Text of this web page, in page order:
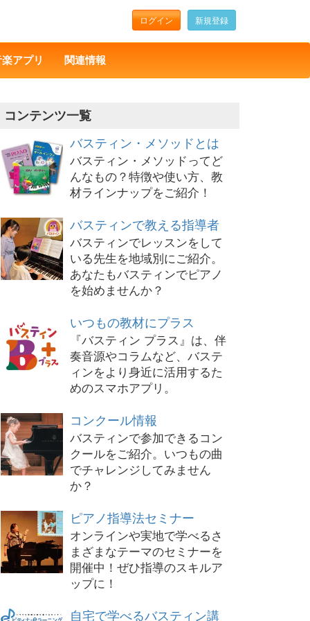
ログイン 新規登録
アプリ 関連情報
コンテンツ一覧
バスティン・メソッドとは
バスティン・メソッドってど
んなもの？特徴や使い方、教
材ラインナップをご紹介！
バスティンで教える指導者
バスティンでレッスンをして
いる先生を地域別にご紹介。
あなたもバスティンでピアノ
を始めませんか？
いつもの教材にプラス
『バスティン プラス』は、伴
奏音源やコラムなど、バステ
ィンをより身近に活用するた
めのスマホアプリ。
コンクール情報
バスティンで参加できるコン
クールをご紹介。いつもの曲
でチャレンジしてみません
か？
ピアノ指導法セミナー
オンラインや実地で学べるさ
まざまなテーマのセミナーを
開催中！ぜひ指導のスキルア
ップに！
自宅で学べるバスティン講